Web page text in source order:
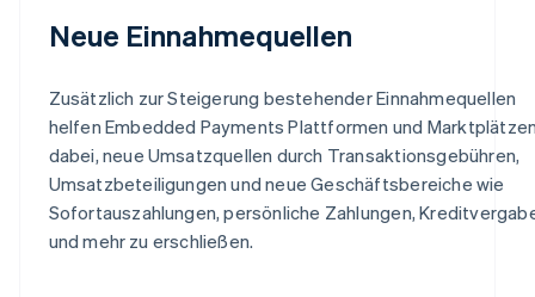
Neue Einnahmequellen
Zusätzlich zur Steigerung bestehender Einnahmequellen
helfen Embedded Payments Plattformen und
dabei, neue Umsatzquellen durch Transaktionsgebühren,
Umsatzbeteiligungen und neue Geschäftsbereiche wie
Sofortauszahlungen, persönliche Zahlungen,
und mehr zu erschließen.